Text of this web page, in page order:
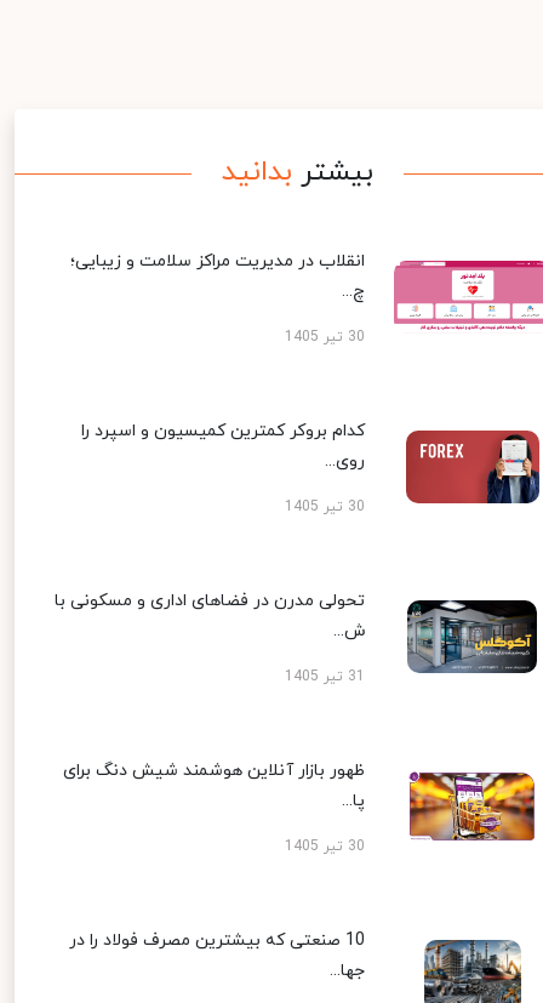
بیشتر بدانید
انقلاب در مدیریت مراکز سلامت و زیبایی؛
چ...
30 تیر 1405
کدام بروکر کمترین کمیسیون و اسپرد را
روی...
30 تیر 1405
تحولی مدرن در فضاهای اداری و مسکونی با
ش...
ظهور بازار آنلاین هوشمند شیش دنگ برای
پا...
30 تیر 1405
10 صنعتی که بیشترین مصرف فولاد را در
جها...